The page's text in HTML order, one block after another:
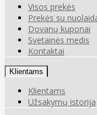
Visos prekės
Prekės su
Dovanų kuponai
Svetainės medis
Kontaktai
Klientams
Klientams
Užsakymų istorija